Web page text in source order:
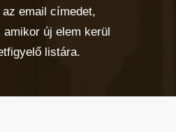
az email címedet,
amikor új elem kerül
listára.